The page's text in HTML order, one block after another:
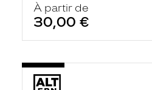
À partir de
30,00 €